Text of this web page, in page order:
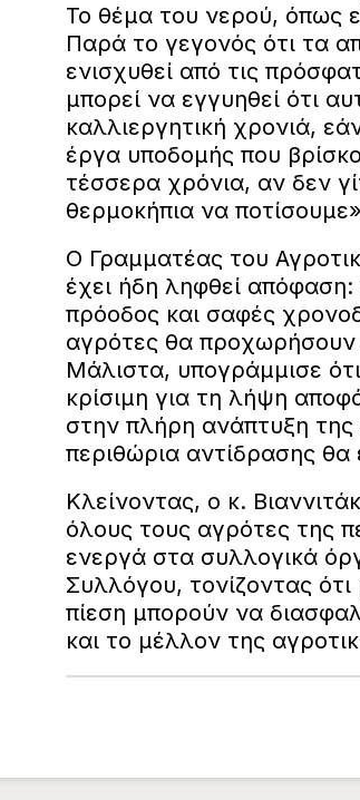
Το θέμα του νερού, όπως
Παρά το γεγονός ότι τα
ενισχυθεί από τις
μπορεί να εγγυηθεί ότι
καλλιεργητική χρονιά,
έργα υποδομής που
τέσσερα χρόνια, αν δεν
θερμοκήπια να
Ο Γραμματέας του
έχει ήδη ληφθεί απόφαση:
πρόοδος και σαφές
αγρότες θα προχωρήσουν
Μάλιστα, υπογράμμισε
κρίσιμη για τη λήψη
στην πλήρη ανάπτυξη της
περιθώρια αντίδρασης θα
Κλείνοντας, ο κ.
όλους τους αγρότες της
ενεργά στα συλλογικά
Συλλόγου, τονίζοντας
πίεση μπορούν να
και το μέλλον της